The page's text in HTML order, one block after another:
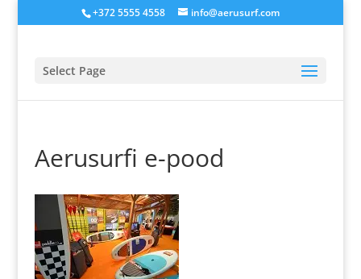
+372 5555 4558 info@aerusurf.com
Select Page
Aerusurfi e-pood